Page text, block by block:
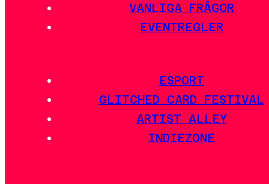
VANLIGA FRÅGOR
EVENTREGLER
ESPORT
GLITCHED CARD FESTIVAL
ARTIST ALLEY
INDIEZONE